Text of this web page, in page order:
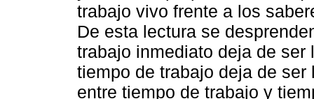
trabajo vivo frente a los
De esta lectura se
trabajo inmediato deja de
tiempo de trabajo deja de
entre tiempo de trabajo y